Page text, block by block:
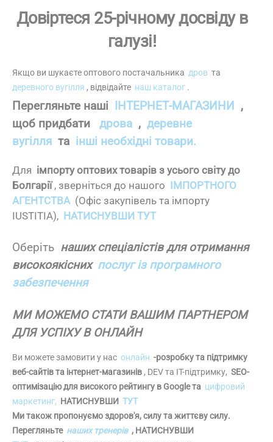
Довіртеся 25-річному досвіду в
галузі!
Якщо ви шукаєте оптового постачальника дров та
деревного вугілля , відвідайте наш каталог .
Перегляньте наші ІНТЕРНЕТ-МАГАЗИНИ
,
щоб придбати дрова , деревне
вугілля та інші необхідні товари.
Для імпорту оптових товарів з усього світу до
Болгарії, зверніться до нашого ІМПОРТНОГО
АГЕНТСТВА(Офіс закупівель та імпорту
IUSTITIA), НАТИСНУВШИ ТУТ
Оберіть наших спеціалістів для отримання
високоякісних послуг із програмного
забезпечення
МИ МОЖЕМО СТАТИ ВАШИМ ПАРТНЕРОМ
ДЛЯ УСПІХУ В ОНЛАЙН
Ви можете замовити у нас онлайн -розробку та підтримку
веб-сайтів та інтернет-магазинів , DEV та IT-підтримку, SEO-
оптимізацію для високого рейтингу в Google та цифровий
маркетинг, НАТИСНУВШИ ТУТ
Ми також пропонуємо здоров'я, силу та життєву силу.
Перегляньте наших тренерів, НАТИСНУВШИ